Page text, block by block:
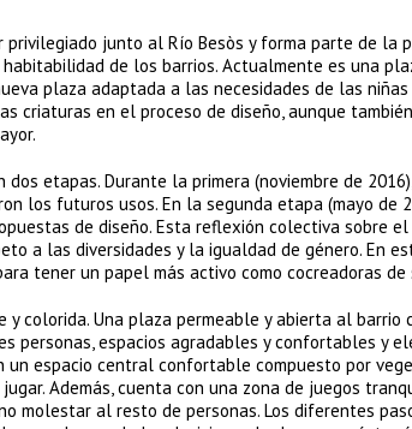
privilegiado junto al Río Besòs y forma parte de la
de los barrios. Actualmente es una
plaza adaptada a las necesidades de las niñas
criaturas en el proceso de diseño, aunque
etapas. Durante la primera (noviembre de
los futuros usos. En la segunda etapa (mayo de
de diseño. Esta reflexión colectiva sobre
a las diversidades y la igualdad de género. En
tener un papel más activo como cocreadoras de
colorida. Una plaza permeable y abierta al barrio
personas, espacios agradables y confortables y
espacio central confortable compuesto por
Además, cuenta con una zona de juegos
molestar al resto de personas. Los diferentes